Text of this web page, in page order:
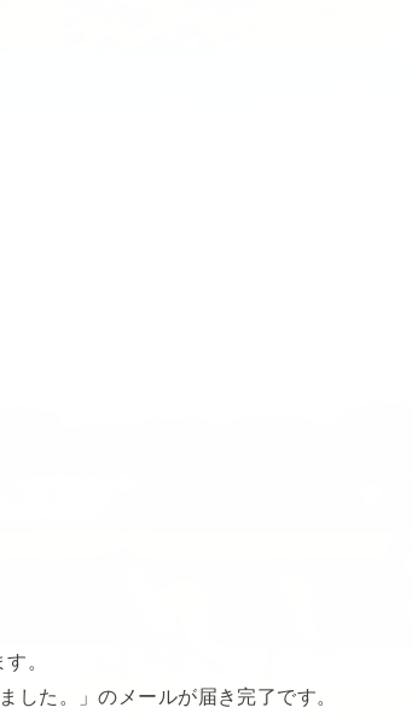
。
た。」のメールが届き完了です。